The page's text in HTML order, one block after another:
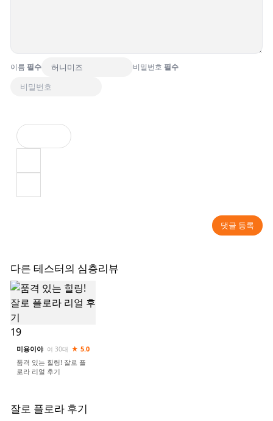
이름 필수 비밀번호 필수
댓글 등록
다른 테스터의 심층리뷰
19
미용이야 여 30대 ★ 5.0
품격 있는 힐링! 잘로 플
로라 리얼 후기
잘로 플로라 후기